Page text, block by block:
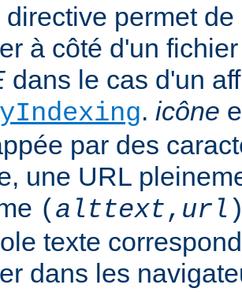
directive permet
à côté d'un
dans le cas d'un
. icône
par des
une URL
( alttext, url
texte
dans les